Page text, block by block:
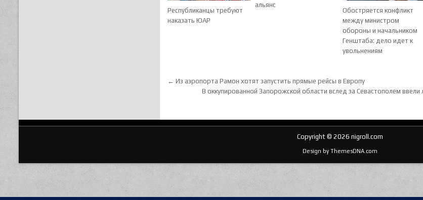
Республиканцы требуют
наказать ЮАР
альянс
Обостряется конфликт
между министром
обороны и начальником
Генштаба: дело идет к
увольнениям
Навигация по записям
← Из аэропорта Рамон хотят запустить прямые рейсы в Европу
В оккупированной Запорожской области вслед за Севастополем
Copyright © 2026 nigroll.com
Design by ThemesDNA.com